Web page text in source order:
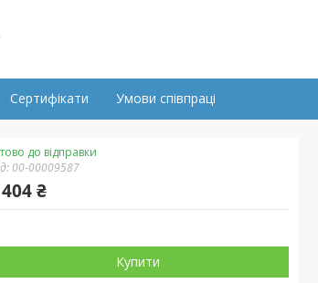
Сертифікати Умови співпраці
до відправки
00-00009587
₴
Купити